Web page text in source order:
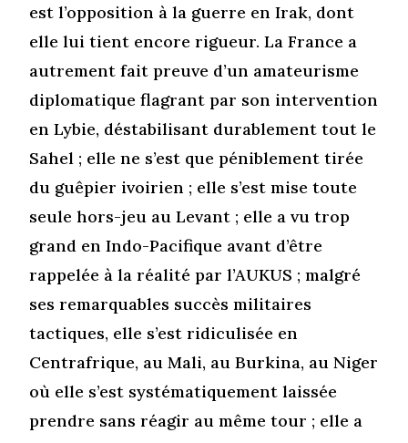
est l’opposition à la guerre en Irak, dont
elle lui tient encore rigueur. La France a
autrement fait preuve d’un amateurisme
diplomatique flagrant par son intervention
en Lybie, déstabilisant durablement tout le
Sahel ; elle ne s’est que péniblement tirée
du guêpier ivoirien ; elle s’est mise toute
seule hors-jeu au Levant ; elle a vu trop
grand en Indo-Pacifique avant d’être
rappelée à la réalité par l’AUKUS ; malgré
ses remarquables succès militaires
tactiques, elle s’est ridiculisée en
Centrafrique, au Mali, au Burkina, au Niger
où elle s’est systématiquement laissée
prendre sans réagir au même tour ; elle a